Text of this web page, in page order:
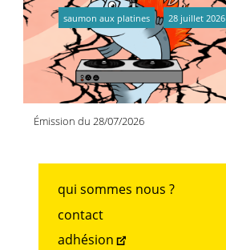
Émission du 28/07/2026
saumon aux platines 28 juillet 2026
qui sommes nous ?
contact
adhésion